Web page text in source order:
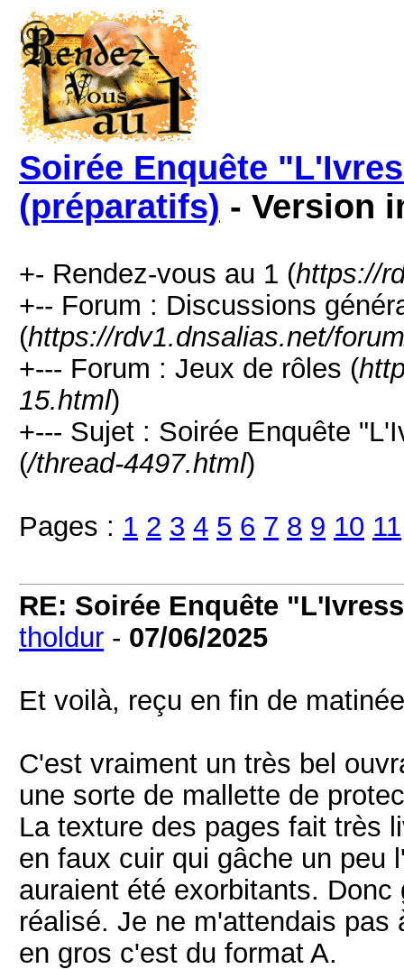
Soirée Enquête
(préparatifs) - Version
+- Rendez-vous au 1 (https://
+-- Forum : Discussions
(https://rdv1.dnsalias.net/
+--- Forum : Jeux de rôles (
15.html)
+--- Sujet : Soirée Enquête
(/thread-4497.html)
Pages : 1 2 3 4 5 6 7 8 9 10 11
RE: Soirée Enquête
tholdur - 07/06/2025
Et voilà, reçu en fin de
C'est vraiment un très bel
une sorte de mallette de
La texture des pages fait très
en faux cuir qui gâche un peu
auraient été exorbitants.
réalisé. Je ne m'attendais
en gros c'est du format A.